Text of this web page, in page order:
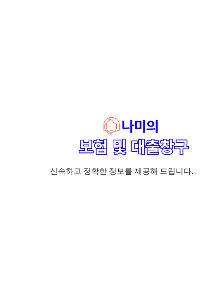
신속하고 정확한 정보를 제공해 드립니다.